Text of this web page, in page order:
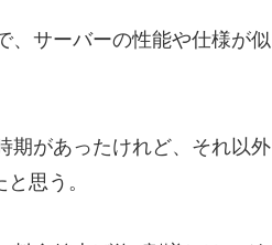
、サーバーの性能や仕様が似
期があったけれど、それ以外
思う。